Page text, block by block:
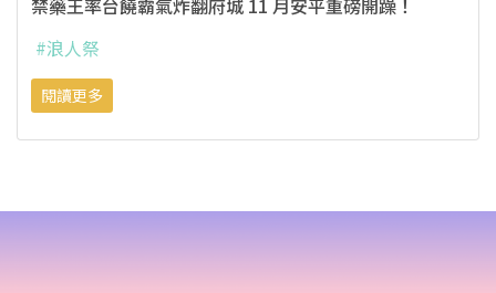
禁藥王率台饒霸氣炸翻府城 11 月安平重磅開躁！
#浪人祭
閱讀更多